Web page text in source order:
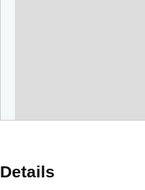
Details